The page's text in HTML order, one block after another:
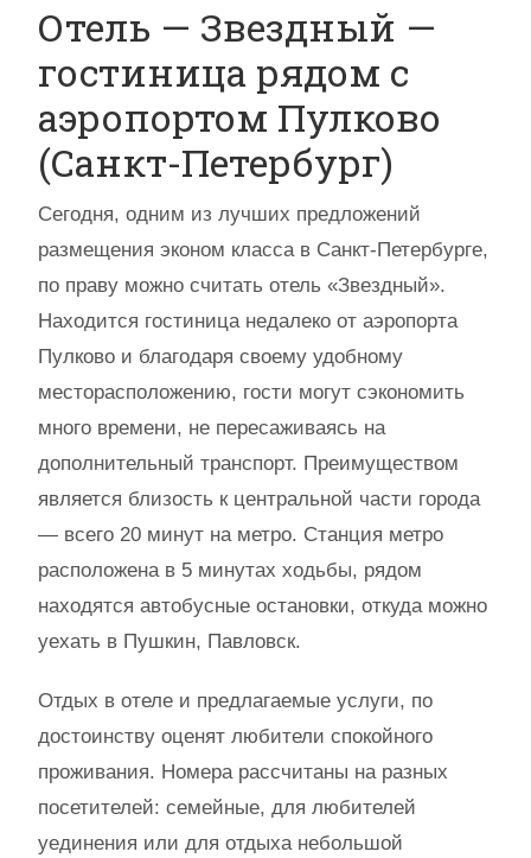
Отель — Звездный —
гостиница рядом с
аэропортом Пулково
(Санкт-Петербург)
Сегодня, одним из лучших предложений
размещения эконом класса в Санкт-Петербурге,
по праву можно считать отель «Звездный».
Находится гостиница недалеко от аэропорта
Пулково и благодаря своему удобному
месторасположению, гости могут сэкономить
много времени, не пересаживаясь на
дополнительный транспорт. Преимуществом
является близость к центральной части города
— всего 20 минут на метро. Станция метро
расположена в 5 минутах ходьбы, рядом
находятся автобусные остановки, откуда можно
уехать в Пушкин, Павловск.
Отдых в отеле и предлагаемые услуги, по
достоинству оценят любители спокойного
проживания. Номера рассчитаны на разных
посетителей: семейные, для любителей
уединения или для отдыха небольшой